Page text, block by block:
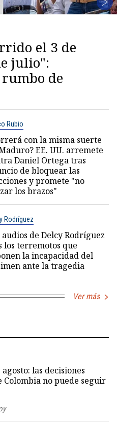
el 3 de
julio":
de
Rubio
con la misma suerte
EE. UU. arremete
Daniel Ortega tras
de bloquear las
y promete "no
los brazos"
Rodríguez
audios de Delcy Rodríguez
los terremotos que
la incapacidad del
ante la tragedia
Ver más
las decisiones
Colombia no puede seguir